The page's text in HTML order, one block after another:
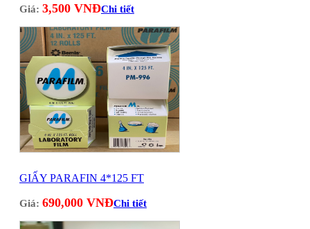
Giá: 3,500 VNĐChi tiết
GIẤY PARAFIN 4*125 FT
Giá: 690,000 VNĐChi tiết